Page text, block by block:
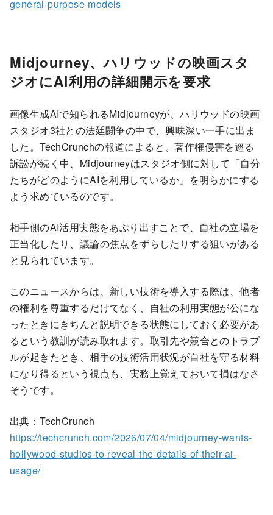
general-purpose-models
Midjourney、ハリウッドの映画スタ
ジオにAI利用の詳細開示を要求
画像生成AIで知られるMidjourneyが、ハリウッドの映画
スタジオ3社との法廷闘争の中で、興味深い一手に出ま
した。TechCrunchの報道によると、著作権侵害を巡る
訴訟が続く中、Midjourneyはスタジオ側に対して「自分
たちがどのようにAIを利用しているか」を明らかにする
よう求めているのです。
相手側のAI活用実態をあぶり出すことで、自社の立場を
正当化したり、議論の焦点をずらしたりする狙いがある
と見られています。
このニュースからは、新しい技術を導入する際は、他者
の権利を尊重するだけでなく、自社の利用実態が公にな
ったときにきちんと説明できる状態にしておく必要があ
るという教訓が読み取れます。取引先や競合とのトラブ
ルが起きたとき、相手の技術活用状況が自社を守る材料
になり得るという視点も、実務上覚えておいて損はなさ
そうです。
出典：TechCrunch
https://techcrunch.com/2026/07/04/midjourney-wants-
hollywood-studios-to-reveal-the-details-of-their-ai-
usage/